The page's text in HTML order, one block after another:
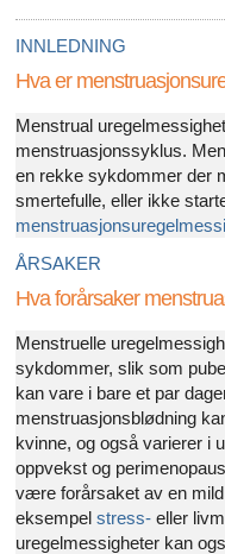
INNLEDNING
Hva er
Menstrual
menstruasjonssyklus.
en rekke sykdommer der
smertefulle, eller ikke
ÅRSAKER
Hva forårsaker
Menstruelle
sykdommer, slik som
kan vare i bare et par
menstruasjonsblødning
kvinne, og også varierer i
oppvekst og
være forårsaket av en
eksempel stress- eller
uregelmessigheter kan